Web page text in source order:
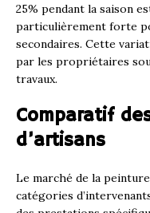
25% pendant la saison
particulièrement forte
secondaires. Cette
par les propriétaires
travaux.
Comparatif
d’artisans
Le marché de la
catégories